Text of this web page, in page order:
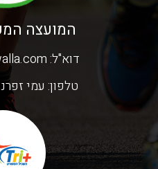
המועצה
דוא"ל:
טלפון: עמי זפרני 08-